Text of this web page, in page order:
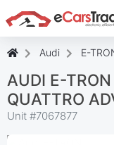
Installez
la à votre écran
Audi E-
AUDI E-
QUATTRO
Unit #7067877